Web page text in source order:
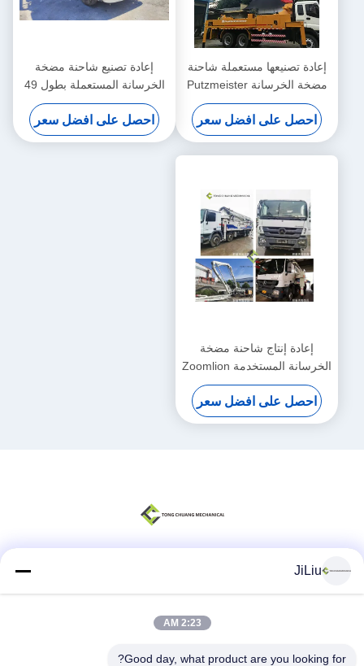
إعادة تصنيعها مستعملة شاحنة
مضخة الخرسانة Putzmeister
38 متر
احصل على افضل سعر
إعادة تصنيع شاحنة مضخة
الخرسانة المستعملة بطول 49
مترًا بهيكل هينو
احصل على افضل سعر
إعادة إنتاج شاحنة مضخة
الخرسانة المستخدمة Zoomlion
مع هيكل مرسيدس بنز 8 × 4
احصل على افضل سعر
اتصال سريع
JiLiu
2:23 AM
Good day, what product are you looking for?